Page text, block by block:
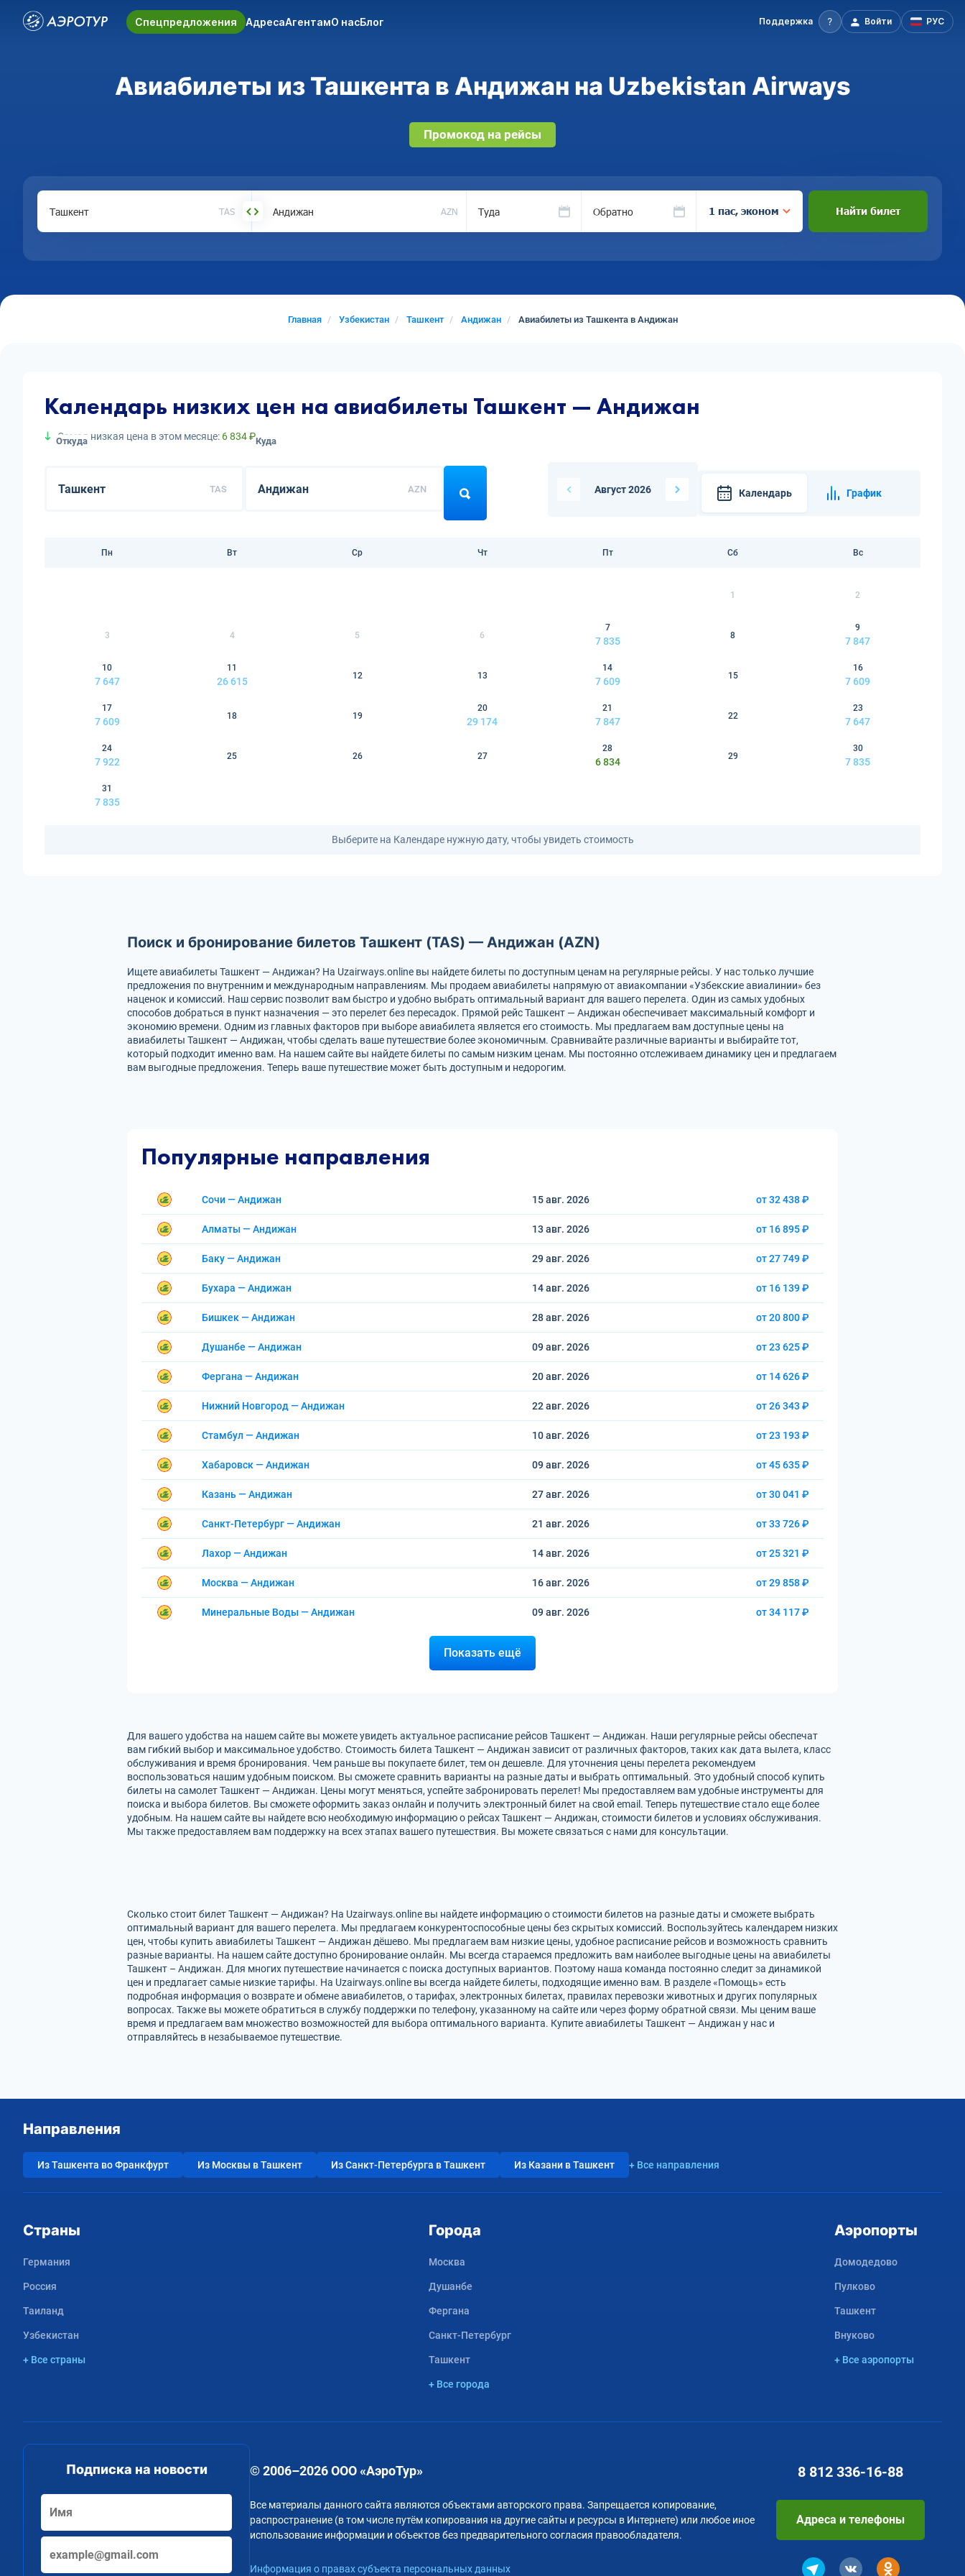
Спецпредложения АдресаАгентамО насБлог Поддержка Войти РУС
Авиабилеты из Ташкента в Андижан на Uzbekistan Airways
Промокод на рейсы
TAS AZN Туда Обратно 1 пас, эконом Найти билет
Главная Узбекистан Ташкент Андижан Авиабилеты из Ташкента в Андижан
Календарь низких цен на авиабилеты Ташкент — Андижан
Самая низкая цена в этом месяце: 6 834 ₽
Откуда
TAS
Куда
AZN Август 2026 Календарь График
Пн Вт Ср Чт Пт Сб Вс
1 2
3 4 5 6
7
7 835
8
9
7 847
10
7 647
11
26 615
12 13
14
7 609
15
16
7 609
17
7 609
18 19
20
29 174
21
7 847
22
23
7 647
24
7 922
25 26 27
28
6 834
29
30
7 835
31
7 835
Выберите на Календаре нужную дату, чтобы увидеть стоимость
Поиск и бронирование билетов Ташкент (TAS) — Андижан (AZN)
Ищете авиабилеты Ташкент — Андижан? На Uzairways.online вы найдете билеты по доступным ценам на регулярные рейсы. У нас только лучшие
предложения по внутренним и международным направлениям. Мы продаем авиабилеты напрямую от авиакомпании «Узбекские авиалинии» без
наценок и комиссий. Наш сервис позволит вам быстро и удобно выбрать оптимальный вариант для вашего перелета. Один из самых удобных
способов добраться в пункт назначения — это перелет без пересадок. Прямой рейс Ташкент — Андижан обеспечивает максимальный комфорт и
экономию времени. Одним из главных факторов при выборе авиабилета является его стоимость. Мы предлагаем вам доступные цены на
авиабилеты Ташкент — Андижан, чтобы сделать ваше путешествие более экономичным. Сравнивайте различные варианты и выбирайте тот,
который подходит именно вам. На нашем сайте вы найдете билеты по самым низким ценам. Мы постоянно отслеживаем динамику цен и предлагаем
вам выгодные предложения. Теперь ваше путешествие может быть доступным и недорогим.
Популярные направления
Сочи — Андижан 15 авг. 2026 от 32 438 ₽
Алматы — Андижан 13 авг. 2026 от 16 895 ₽
Баку — Андижан 29 авг. 2026 от 27 749 ₽
Бухара — Андижан 14 авг. 2026 от 16 139 ₽
Бишкек — Андижан 28 авг. 2026 от 20 800 ₽
Душанбе — Андижан 09 авг. 2026 от 23 625 ₽
Фергана — Андижан 20 авг. 2026 от 14 626 ₽
Нижний Новгород — Андижан 22 авг. 2026 от 26 343 ₽
Стамбул — Андижан 10 авг. 2026 от 23 193 ₽
Хабаровск — Андижан 09 авг. 2026 от 45 635 ₽
Казань — Андижан 27 авг. 2026 от 30 041 ₽
Санкт-Петербург — Андижан 21 авг. 2026 от 33 726 ₽
Лахор — Андижан 14 авг. 2026 от 25 321 ₽
Москва — Андижан 16 авг. 2026 от 29 858 ₽
Минеральные Воды — Андижан 09 авг. 2026 от 34 117 ₽
Показать ещё
Для вашего удобства на нашем сайте вы можете увидеть актуальное расписание рейсов Ташкент — Андижан. Наши регулярные рейсы обеспечат
вам гибкий выбор и максимальное удобство. Стоимость билета Ташкент — Андижан зависит от различных факторов, таких как дата вылета, класс
обслуживания и время бронирования. Чем раньше вы покупаете билет, тем он дешевле. Для уточнения цены перелета рекомендуем
воспользоваться нашим удобным поиском. Вы сможете сравнить варианты на разные даты и выбрать оптимальный. Это удобный способ купить
билеты на самолет Ташкент — Андижан. Цены могут меняться, успейте забронировать перелет! Мы предоставляем вам удобные инструменты для
поиска и выбора билетов. Вы сможете оформить заказ онлайн и получить электронный билет на свой email. Теперь путешествие стало еще более
удобным. На нашем сайте вы найдете всю необходимую информацию о рейсах Ташкент — Андижан, стоимости билетов и условиях обслуживания.
Мы также предоставляем вам поддержку на всех этапах вашего путешествия. Вы можете связаться с нами для консультации.
Сколько стоит билет Ташкент — Андижан? На Uzairways.online вы найдете информацию о стоимости билетов на разные даты и сможете выбрать
оптимальный вариант для вашего перелета. Мы предлагаем конкурентоспособные цены без скрытых комиссий. Воспользуйтесь календарем низких
цен, чтобы купить авиабилеты Ташкент — Андижан дёшево. Мы предлагаем вам низкие цены, удобное расписание рейсов и возможность сравнить
разные варианты. На нашем сайте доступно бронирование онлайн. Мы всегда стараемся предложить вам наиболее выгодные цены на авиабилеты
Ташкент – Андижан. Для многих путешествие начинается с поиска доступных вариантов. Поэтому наша команда постоянно следит за динамикой
цен и предлагает самые низкие тарифы. На Uzairways.online вы всегда найдете билеты, подходящие именно вам. В разделе «Помощь» есть
подробная информация о возврате и обмене авиабилетов, о тарифах, электронных билетах, правилах перевозки животных и других популярных
вопросах. Также вы можете обратиться в службу поддержки по телефону, указанному на сайте или через форму обратной связи. Мы ценим ваше
время и предлагаем вам множество возможностей для выбора оптимального варианта. Купите авиабилеты Ташкент — Андижан у нас и
отправляйтесь в незабываемое путешествие.
Направления
Из Ташкента во Франкфурт Из Москвы в Ташкент Из Санкт-Петербурга в Ташкент Из Казани в Ташкент + Все направления
Страны
Германия
Россия
Таиланд
Узбекистан
+ Все страны
Города
Москва
Душанбе
Фергана
Санкт-Петербург
Ташкент
+ Все города
Аэропорты
Домодедово
Пулково
Ташкент
Внуково
+ Все аэропорты
Подписка на новости © 2006–2026 ООО «АэроТур»
Все материалы данного сайта являются объектами авторского права. Запрещается копирование,
распространение (в том числе путём копирования на другие сайты и ресурсы в Интернете) или любое иное
использование информации и объектов без предварительного согласия правообладателя.
Информация о правах субъекта персональных данных
8 812 336-16-88
Адреса и телефоны